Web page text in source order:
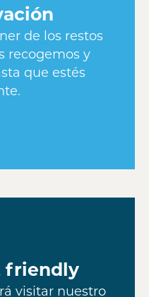
de los restos
recogemos y
que estés
friendly
visitar nuestro